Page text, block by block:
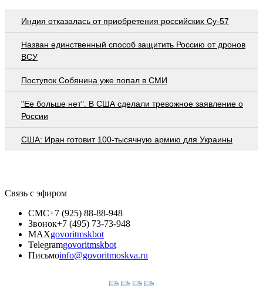
Индия отказалась от приобретения российских Су-57
Назван единственный способ защитить Россию от дронов
ВСУ
Поступок Собянина уже попал в СМИ
"Ее больше нет". В США сделали тревожное заявление о
России
США: Иран готовит 100-тысячную армию для Украины
Связь с эфиром
СМС+7 (925) 88-88-948
Звонок+7 (495) 73-73-948
MAXgovoritmskbot
Telegramgovoritmskbot
Письмоinfo@govoritmoskva.ru